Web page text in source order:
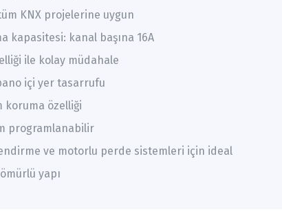
KNX projelerine uygun
kapasitesi: kanal başına 16A
ile kolay müdahale
içi yer tasarrufu
koruma özelliği
programlanabilir
ve motorlu perde sistemleri için ideal
yapı